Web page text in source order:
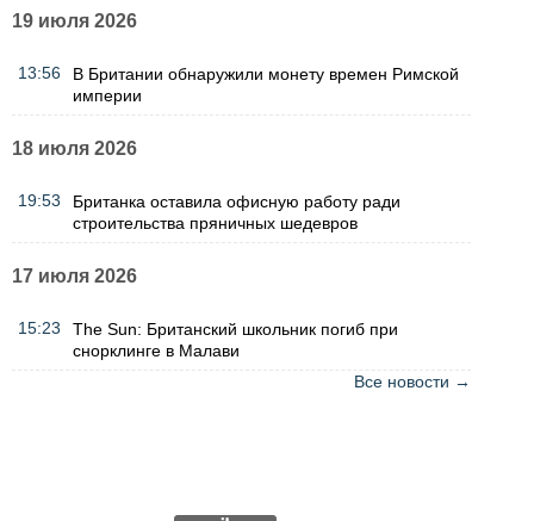
19 июля 2026
13:56
В Британии обнаружили монету времен Римской
империи
18 июля 2026
19:53
Британка оставила офисную работу ради
строительства пряничных шедевров
17 июля 2026
15:23
The Sun: Британский школьник погиб при
снорклинге в Малави
Все новости →